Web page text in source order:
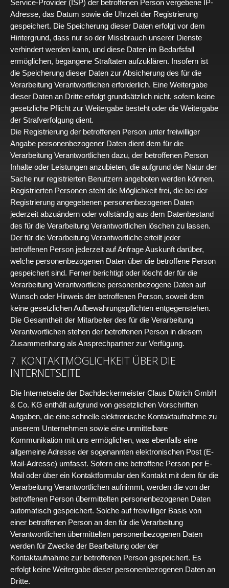
Service-Provider (ISP) der betroffenen Person vergebene IP-
Adresse, das Datum sowie die Uhrzeit der Registrierung
gespeichert. Die Speicherung dieser Daten erfolgt vor dem
Hintergrund, dass nur so der Missbrauch unserer Dienste
verhindert werden kann, und diese Daten im Bedarfsfall
ermöglichen, begangene Straftaten aufzuklären. Insofern ist
die Speicherung dieser Daten zur Absicherung des für die
Verarbeitung Verantwortlichen erforderlich. Eine Weitergabe
dieser Daten an Dritte erfolgt grundsätzlich nicht, sofern keine
gesetzliche Pflicht zur Weitergabe besteht oder die Weitergabe
der Strafverfolgung dient.
Die Registrierung der betroffenen Person unter freiwilliger
Angabe personenbezogener Daten dient dem für die
Verarbeitung Verantwortlichen dazu, der betroffenen Person
Inhalte oder Leistungen anzubieten, die aufgrund der Natur der
Sache nur registrierten Benutzern angeboten werden können.
Registrierten Personen steht die Möglichkeit frei, die bei der
Registrierung angegebenen personenbezogenen Daten
jederzeit abzuändern oder vollständig aus dem Datenbestand
des für die Verarbeitung Verantwortlichen löschen zu lassen.
Der für die Verarbeitung Verantwortliche erteilt jeder
betroffenen Person jederzeit auf Anfrage Auskunft darüber,
welche personenbezogenen Daten über die betroffene Person
gespeichert sind. Ferner berichtigt oder löscht der für die
Verarbeitung Verantwortliche personenbezogene Daten auf
Wunsch oder Hinweis der betroffenen Person, soweit dem
keine gesetzlichen Aufbewahrungspflichten entgegenstehen.
Die Gesamtheit der Mitarbeiter des für die Verarbeitung
Verantwortlichen stehen der betroffenen Person in diesem
Zusammenhang als Ansprechpartner zur Verfügung.
7. KONTAKTMÖGLICHKEIT ÜBER DIE
INTERNETSEITE
Die Internetseite der Dachdeckermeister Claus Dittrich GmbH
& Co. KG enthält aufgrund von gesetzlichen Vorschriften
Angaben, die eine schnelle elektronische Kontaktaufnahme zu
unserem Unternehmen sowie eine unmittelbare
Kommunikation mit uns ermöglichen, was ebenfalls eine
allgemeine Adresse der sogenannten elektronischen Post (E-
Mail-Adresse) umfasst. Sofern eine betroffene Person per E-
Mail oder über ein Kontaktformular den Kontakt mit dem für die
Verarbeitung Verantwortlichen aufnimmt, werden die von der
betroffenen Person übermittelten personenbezogenen Daten
automatisch gespeichert. Solche auf freiwilliger Basis von
einer betroffenen Person an den für die Verarbeitung
Verantwortlichen übermittelten personenbezogenen Daten
werden für Zwecke der Bearbeitung oder der
Kontaktaufnahme zur betroffenen Person gespeichert. Es
erfolgt keine Weitergabe dieser personenbezogenen Daten an
Dritte.